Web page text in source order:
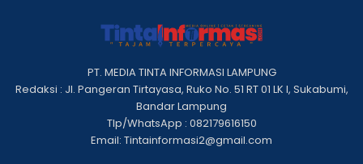
PT. MEDIA TINTA INFORMASI LAMPUNG
Redaksi : Jl. Pangeran Tirtayasa, Ruko No. 51 RT 01 LK I, Sukabumi,
Bandar Lampung
Tlp/WhatsApp : 082179616150
Email: Tintainformasi2@gmail.com